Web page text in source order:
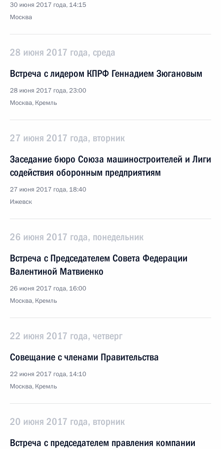
30 июня 2017 года, 14:15
Москва
28 июня 2017 года, среда
Встреча с лидером КПРФ Геннадием Зюгановым
28 июня 2017 года, 23:00
Москва, Кремль
27 июня 2017 года, вторник
Заседание бюро Союза машиностроителей и Лиги
содействия оборонным предприятиям
27 июня 2017 года, 18:40
Ижевск
26 июня 2017 года, понедельник
Встреча с Председателем Совета Федерации
Валентиной Матвиенко
26 июня 2017 года, 16:00
Москва, Кремль
22 июня 2017 года, четверг
Совещание с членами Правительства
22 июня 2017 года, 14:10
Москва, Кремль
20 июня 2017 года, вторник
Встреча с председателем правления компании